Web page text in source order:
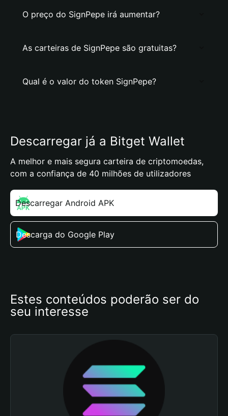
O preço do SignPepe irá aumentar?
As carteiras de SignPepe são gratuitas?
Qual é o valor do token SignPepe?
Descarregar já a Bitget Wallet
A melhor e mais segura carteira de criptomoedas,
com a confiança de 40 milhões de utilizadores
Descarregar Android APK
Descarga do Google Play
Estes conteúdos poderão ser do
seu interesse